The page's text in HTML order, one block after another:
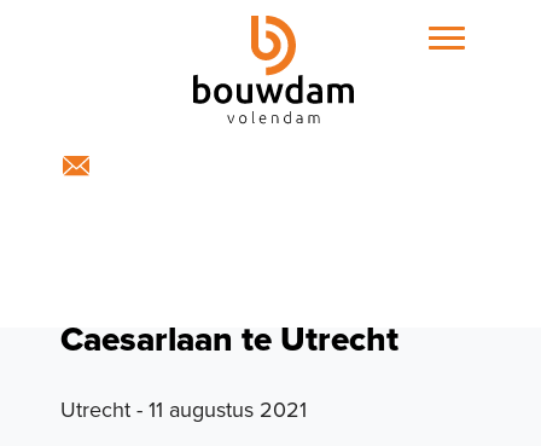
Caesarlaan te Utrecht
Utrecht - 11 augustus 2021